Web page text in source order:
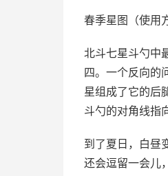
春季星图（使用
北斗七星斗勺中
四。一个反向的
星组成了它的后
斗勺的对角线指
到了夏日，白昼
还会逗留一会儿